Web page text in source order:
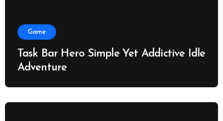
Game
Task Bar Hero Simple Yet Addictive Idle
Adventure